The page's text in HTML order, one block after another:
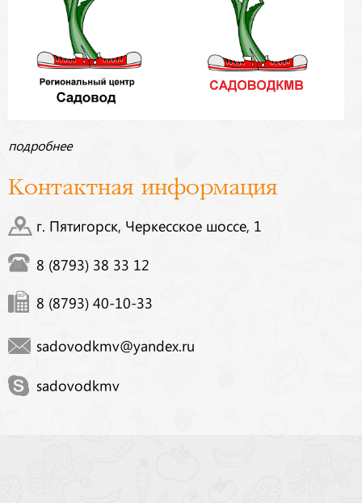
подробнее
Контактная информация
г. Пятигорск, Черкесское шоссе, 1
8 (8793) 38 33 12
8 (8793) 40-10-33
sadovodkmv@yandex.ru
sadovodkmv